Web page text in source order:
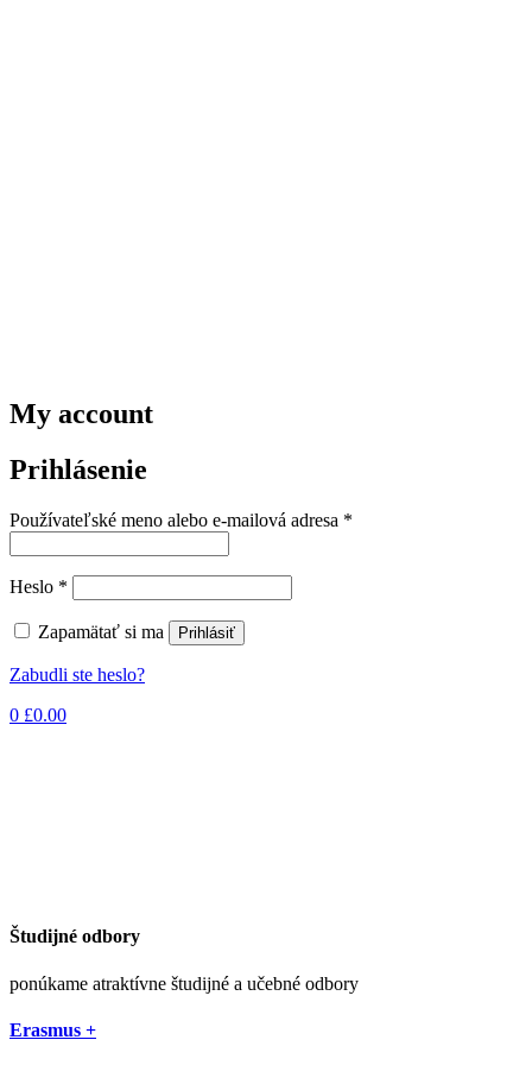
My account
Prihlásenie
Používateľské meno alebo e-mailová adresa *
Heslo *
Zapamätať si ma Prihlásiť
Zabudli ste heslo?
0 £0.00
Študijné odbory
ponúkame atraktívne študijné a učebné odbory
Erasmus +